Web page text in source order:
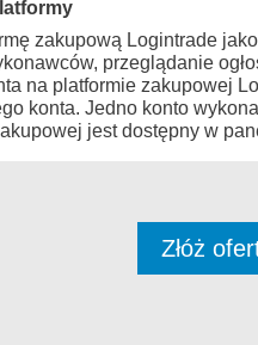
zakupową Logintrade
przeglądanie
na platformie zakupowej
konta. Jedno konto
jest dostępny w
Złóż